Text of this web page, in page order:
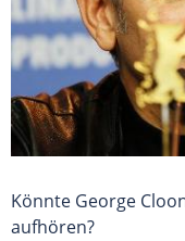
Könnte George
aufhören?